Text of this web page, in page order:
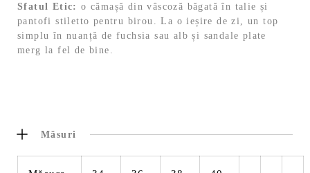
Sfatul Etic: o cămașă din vâscoză băgată în talie și
pantofi stiletto pentru birou. La o ieșire de zi, un top
simplu în nuanță de fuchsia sau alb și sandale plate
merg la fel de bine.
Măsuri